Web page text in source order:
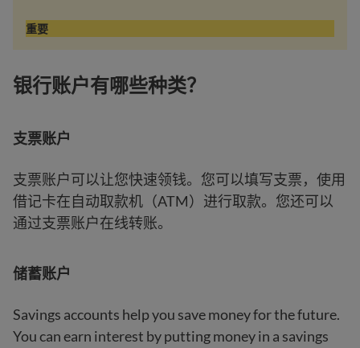
重要
银行账户有哪些种类？
支票账户
支票账户可以让您快速领钱。您可以填写支票，使用
借记卡在自动取款机（ATM）进行取款。您还可以
通过支票账户在线转账。
储蓄账户
Savings accounts help you save money for the future.
You can earn interest by putting money in a savings